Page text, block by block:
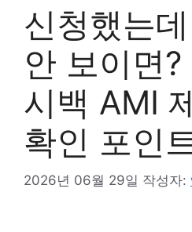
신청했는
안 보이면
시백 AMI
확인 포인
2026년 06월 29일 작성자: